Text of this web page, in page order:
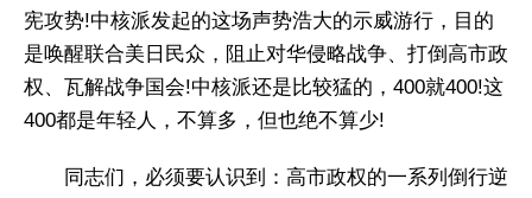
宪攻势!中核派发起的这场声势浩大的示威游行，目的
是唤醒联合美日民众，阻止对华侵略战争、打倒高市政
权、瓦解战争国会!中核派还是比较猛的，400就400!这
400都是年轻人，不算多，但也绝不算少!
同志们，必须要认识到：高市政权的一系列倒行逆